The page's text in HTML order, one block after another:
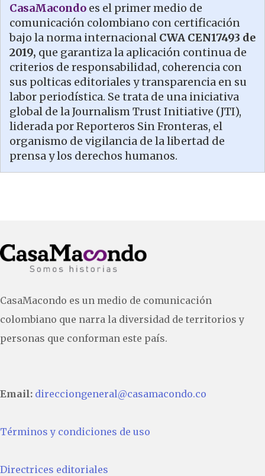
CasaMacondo es el primer medio de
comunicación colombiano con certificación
bajo la norma internacional CWA CEN17493 de
2019, que garantiza la aplicación continua de
criterios de responsabilidad, coherencia con
sus polticas editoriales y transparencia en su
labor periodística. Se trata de una iniciativa
global de la Journalism Trust Initiative (JTI),
liderada por Reporteros Sin Fronteras, el
organismo de vigilancia de la libertad de
prensa y los derechos humanos.
CasaMacondo es un medio de comunicación
colombiano que narra la diversidad de territorios y
personas que conforman este país.
Email: direcciongeneral@casamacondo.co
Términos y condiciones de uso
Directrices editoriales